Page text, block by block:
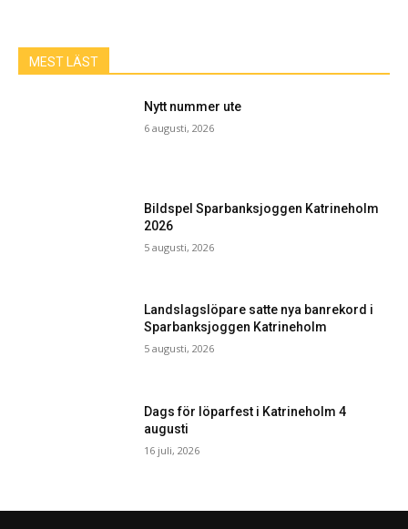
MEST LÄST
Nytt nummer ute
6 augusti, 2026
Bildspel Sparbanksjoggen Katrineholm
2026
5 augusti, 2026
Landslagslöpare satte nya banrekord i
Sparbanksjoggen Katrineholm
5 augusti, 2026
Dags för löparfest i Katrineholm 4
augusti
16 juli, 2026